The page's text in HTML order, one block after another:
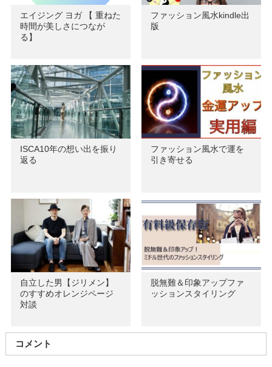
エイジング ヨガ 【 重ねた
時間が美しさにつなが
る】
ファッション風水kindle出
版
ISCA10年の想い出を振り
返る
ファッション風水で運を
引き寄せる
自立した男【ジリメン】
のすすめオレンジページ
対談
脱無難＆印象アップファ
ッションスタイリング
コメント